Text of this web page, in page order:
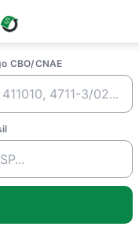
CBO/CNAE